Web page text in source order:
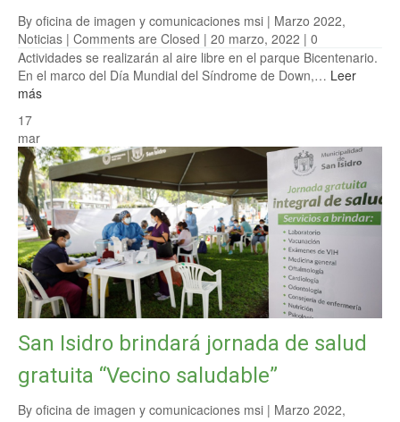
By oficina de imagen y comunicaciones msi | Marzo 2022,
Noticias | Comments are Closed | 20 marzo, 2022 | 0
Actividades se realizarán al aire libre en el parque Bicentenario.
En el marco del Día Mundial del Síndrome de Down,… Leer
más
17
mar
San Isidro brindará jornada de salud
gratuita “Vecino saludable”
By oficina de imagen y comunicaciones msi | Marzo 2022,